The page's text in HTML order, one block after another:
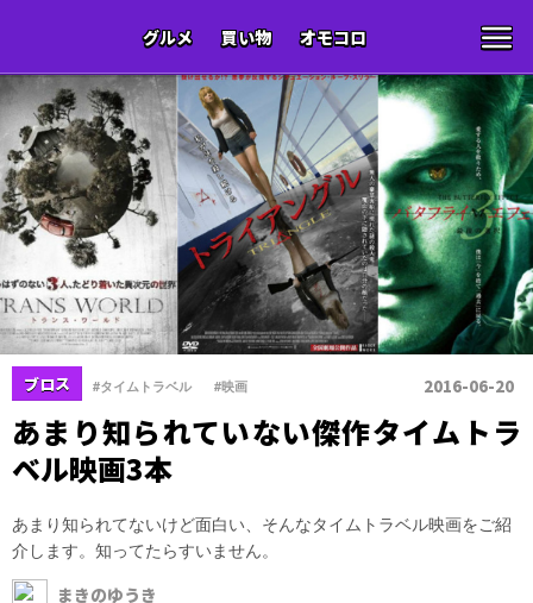
グルメ 買い物 オモコロ
ブロス #タイムトラベル #映画 2016-06-20
あまり知られていない傑作タイムトラ
ベル映画3本
あまり知られてないけど面白い、そんなタイムトラベル映画をご紹
介します。知ってたらすいません。
まきのゆうき